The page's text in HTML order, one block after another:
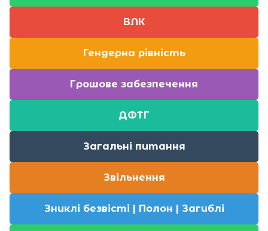
ВЛК
Гендерна рівність
Грошове забезпечення
ДФТГ
Загальні питання
Звільнення
Зниклі безвісті | Полон | Загиблі